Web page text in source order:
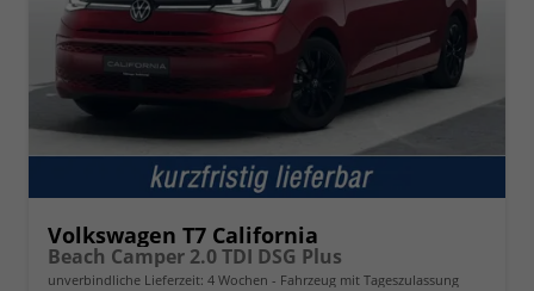
Volkswagen T7 California
Beach Camper 2.0 TDI DSG Plus
unverbindliche Lieferzeit: 4 Wochen Fahrzeug mit Tageszulassung